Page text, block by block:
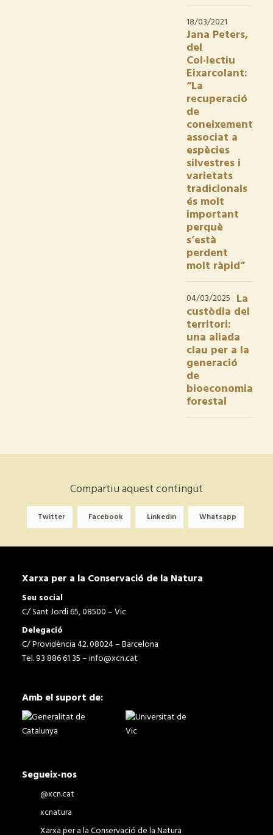
18/03/2021
Jana Peters,
del
Col·lectiu
Eixarcolant:
“La
recuperació
de
coneixement
associat a
espècies
silvestres i
varietats
tradicionals
és molt
important
perquè
s’està
perdent
molt ràpid”
04/03/2025 La
custòdia del
territori:
una aliada
clau per a la
generació
de
bioeconomia
forestal
Compartiu aquest contingut
Twitter Facebook Linkedin Whatsapp
Xarxa per a la Conservació de la Natura
Seu social
C/ Sant Jordi 65, 08500 – Vic
Delegació
C/ Providència 42. 08024 – Barcelona
Tel. 93 886 61 35 –info@xcn.cat
Amb el suport de:
Segueix-nos
@xcn.cat
xcnatura
Xarxa per a la Conservació de la Natura